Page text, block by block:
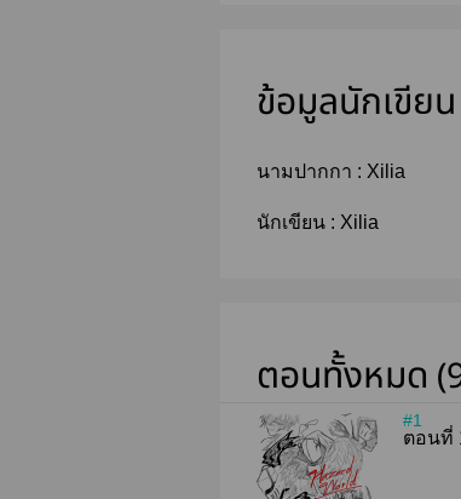
ข้อมูลนักเขียน
นามปากกา : Xilia
นักเขียน : Xilia
ตอนทั้งหมด
#1